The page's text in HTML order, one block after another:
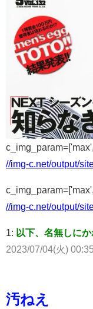
//img-c.net/output/
//img-c.net/output/
1: 以下、名無しに
2023/07/04(火)
汚ねえ